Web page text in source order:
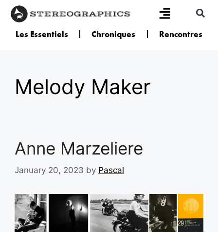
Les Essentiels Chroniques Rencontres
Melody Maker
Anne Marzeliere
January 20, 2023 by Pascal